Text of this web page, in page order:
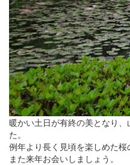
暖かい土日が有終の美となり
た。
例年より長く見頃を楽しめた桜
また来年お会いしましょう。